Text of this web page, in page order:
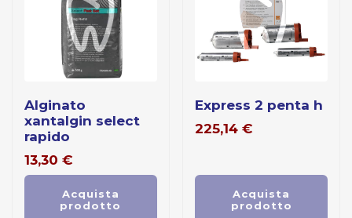
alginato
xantalgin select
rapido
13,30 €
Acquista
prodotto
express 2 penta h
225,14 €
Acquista
prodotto